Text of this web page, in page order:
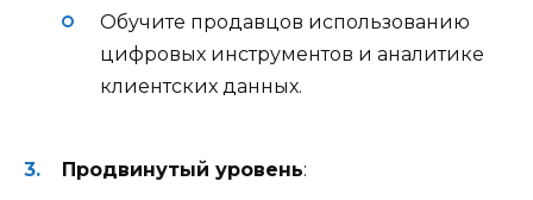
Обучите продавцов использованию
цифровых инструментов и аналитике
клиентских данных.
Продвинутый уровень: